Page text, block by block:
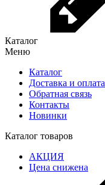
Каталог
Меню
Каталог
Доставка и оплата
Обратная связь
Контакты
Новинки
Каталог товаров
АКЦИЯ
Цена снижена